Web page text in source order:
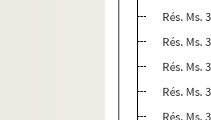
Rés. Ms.
Rés. Ms.
Rés. Ms.
Rés. Ms.
Rés. Ms.